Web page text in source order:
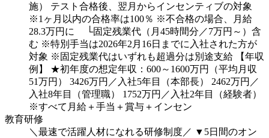
施）
テスト合格後、翌月からインセンティブの対象
※1ヶ月以内の合格率は100％ ※不合格の場合、月給
28.3万円に
└固定残業代（月45時間分／7万円～）含
む ※特別手当は2026年2月16日までに入社された方が
対象 ※固定残業代はいずれも超過分は別途支給
【年収
例】
★初年度の想定年収：600～1600万円（平均月収
51万円）
3426万円／入社5年目（本部長）
2462万円／
入社8年目（管理職）
1752万円／入社2年目（経験者）
※すべて月給＋手当＋賞与＋インセン
教育研修
＼最速で活躍人材になれる研修制度／ ▼5日間のオン